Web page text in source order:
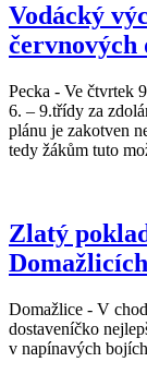
Vodácký
červnových
Pecka - Ve čtvrtek
6. – 9.třídy za
plánu je zakotven
tedy žákům tuto
Zlatý
Domažlicích
Domažlice - V
dostaveníčko
v napínavých